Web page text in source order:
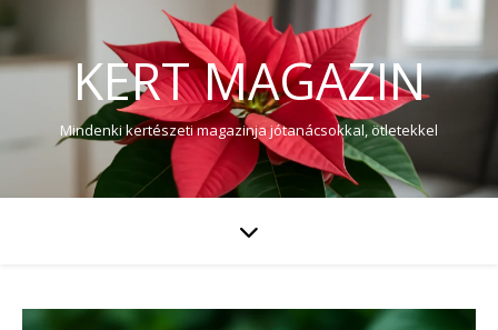
KERT MAGAZIN
Mindenki kertészeti magazinja jótanácsokkal, ötletekkel